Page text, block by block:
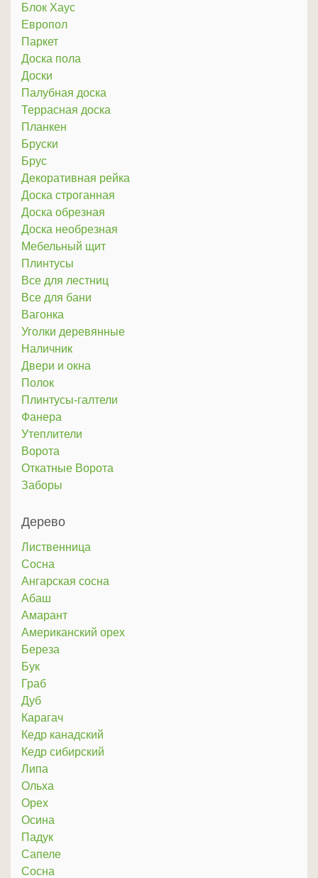
Блок Хаус
Европол
Паркет
Доска пола
Доски
Палубная доска
Террасная доска
Планкен
Бруски
Брус
Декоративная рейка
Доска строганная
Доска обрезная
Доска необрезная
Мебельный щит
Плинтусы
Все для лестниц
Все для бани
Вагонка
Уголки деревянные
Наличник
Двери и окна
Полок
Плинтусы-галтели
Фанера
Утеплители
Ворота
Откатные Ворота
Заборы
Дерево
Лиственница
Сосна
Ангарская сосна
Абаш
Амарант
Американский орех
Береза
Бук
Граб
Дуб
Карагач
Кедр канадский
Кедр сибирский
Липа
Ольха
Орех
Осина
Падук
Сапеле
Сосна